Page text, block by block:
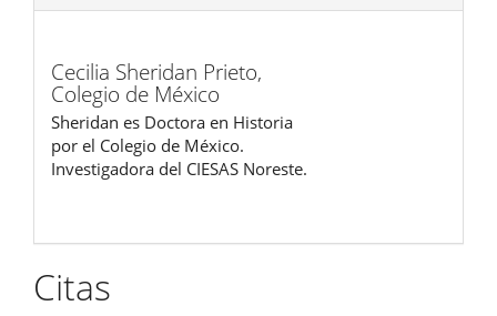
Cecilia Sheridan Prieto,
Colegio de México
Sheridan es Doctora en Historia
por el Colegio de México.
Investigadora del CIESAS Noreste.
Citas